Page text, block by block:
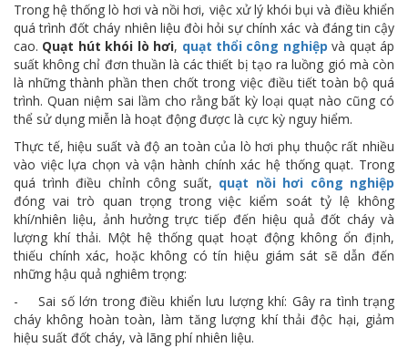
Trong hệ thống lò hơi và nồi hơi, việc xử lý khói bụi và điều khiển
quá trình đốt cháy nhiên liệu đòi hỏi sự chính xác và đáng tin cậy
cao. Quạt hút khói lò hơi, quạt thổi công nghiệp và quạt áp
suất không chỉ đơn thuần là các thiết bị tạo ra luồng gió mà còn
là những thành phần then chốt trong việc điều tiết toàn bộ quá
trình. Quan niệm sai lầm cho rằng bất kỳ loại quạt nào cũng có
thể sử dụng miễn là hoạt động được là cực kỳ nguy hiểm.
Thực tế, hiệu suất và độ an toàn của lò hơi phụ thuộc rất nhiều
vào việc lựa chọn và vận hành chính xác hệ thống quạt. Trong
quá trình điều chỉnh công suất, quạt nồi hơi công nghiệp
đóng vai trò quan trọng trong việc kiểm soát tỷ lệ không
khí/nhiên liệu, ảnh hưởng trực tiếp đến hiệu quả đốt cháy và
lượng khí thải. Một hệ thống quạt hoạt động không ổn định,
thiếu chính xác, hoặc không có tín hiệu giám sát sẽ dẫn đến
những hậu quả nghiêm trọng:
- Sai số lớn trong điều khiển lưu lượng khí: Gây ra tình trạng
cháy không hoàn toàn, làm tăng lượng khí thải độc hại, giảm
hiệu suất đốt cháy, và lãng phí nhiên liệu.